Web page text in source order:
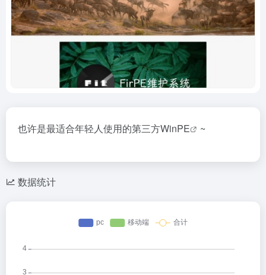
也许是最适合年轻人使用的第三方WinPE ~
数据统计